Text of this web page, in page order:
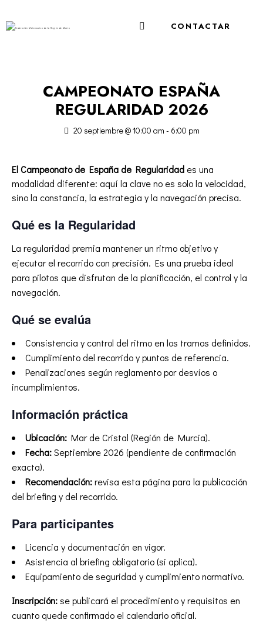
CONTACTAR
CAMPEONATO ESPAÑA
REGULARIDAD 2026
20 septiembre @ 10:00 am - 6:00 pm
El Campeonato de España de Regularidad es una
modalidad diferente: aquí la clave no es solo la velocidad,
sino la constancia, la estrategia y la navegación precisa.
Qué es la Regularidad
La regularidad premia mantener un ritmo objetivo y
ejecutar el recorrido con precisión. Es una prueba ideal
para pilotos que disfrutan de la planificación, el control y la
navegación.
Qué se evalúa
Consistencia y control del ritmo en los tramos definidos.
Cumplimiento del recorrido y puntos de referencia.
Penalizaciones según reglamento por desvíos o
incumplimientos.
Información práctica
Ubicación: Mar de Cristal (Región de Murcia).
Fecha:Septiembre 2026 (pendiente de confirmación
exacta).
Recomendación:revisa esta página para la publicación
del briefing y del recorrido.
Para participantes
Licencia y documentación en vigor.
Asistencia al briefing obligatorio (si aplica).
Equipamiento de seguridad y cumplimiento normativo.
Inscripción:se publicará el procedimiento y requisitos en
cuanto quede confirmado el calendario oficial.